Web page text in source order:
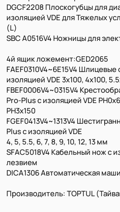
DGCF2208 Плоскогубцы для
изоляцией VDE для Тяжелых
(L)
SBC A0516V4 Ножницы для
4й ящик ложемент:GED2065
FAEF0310V4~6E15V4
изоляцией VDE 3x100, 4x100,
FBEF0006V4~0315V4
Pro-Plus с изоляцией VDE
РН3х150
FGEF0413V4~1313V4
Plus с изоляцией VDE
4, 5, 5.5, 6, 7, 8, 9, 10, 12, 13 мм
SFAC5018V4 Кабельный нож с
лезвием
DICA1306 Автоматическая
Производитель: TOPTUL